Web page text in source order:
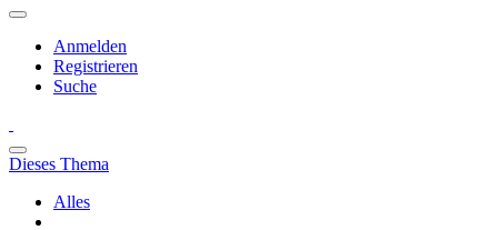
Anmelden
Registrieren
Suche
Dieses Thema
Alles